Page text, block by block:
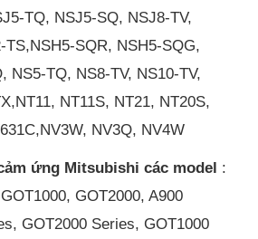
TQ, NSJ5-SQ, NSJ8-TV,
TS,NSH5-SQR, NSH5-SQG,
NS5-TQ, NS8-TV, NS10-TV,
NT11S, NT21, NT20S,
NV3Q, NV4W
ứng Mitsubishi các model :
GOT2000, A900
GOT2000 Series, GOT1000